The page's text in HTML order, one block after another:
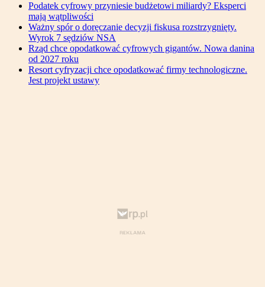
Podatek cyfrowy przyniesie budżetowi miliardy? Eksperci
mają wątpliwości
Ważny spór o doręczanie decyzji fiskusa rozstrzygnięty.
Wyrok 7 sędziów NSA
Rząd chce opodatkować cyfrowych gigantów. Nowa danina
od 2027 roku
Resort cyfryzacji chce opodatkować firmy technologiczne.
Jest projekt ustawy